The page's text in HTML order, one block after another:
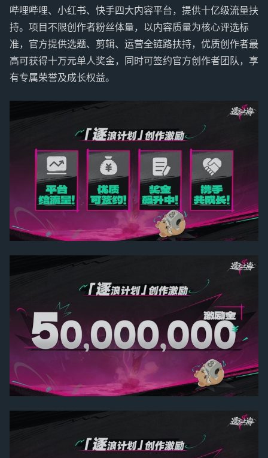
哔哩哔哩、小红书、快手四大内容平台，提供十亿级流量扶
持。项目不限创作者粉丝体量，以内容质量为核心评选标
准，官方提供选题、剪辑、运营全链路扶持，优质创作者最
高可获得十万元单人奖金，同时可签约官方创作者团队，享
有专属荣誉及成长权益。